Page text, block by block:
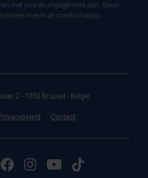
met ons dit engagement aan. Steun
mee in de maatschappij.
2 - 1050 Brussel - België
Privacybeleid Contact